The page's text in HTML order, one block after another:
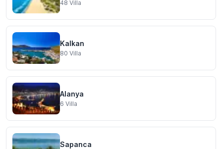
48 Villa
Kalkan
80 Villa
Alanya
6 Villa
Sapanca